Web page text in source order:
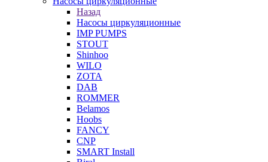
Назад
Насосы циркуляционные
IMP PUMPS
STOUT
Shinhoo
WILO
ZOTA
DAB
ROMMER
Belamos
Hoobs
FANCY
CNP
SMART Install